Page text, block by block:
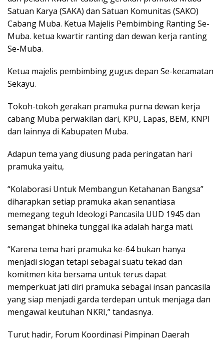
Satuan Karya (SAKA) dan Satuan Komunitas (SAKO)
Cabang Muba. Ketua Majelis Pembimbing Ranting Se-
Muba. ketua kwartir ranting dan dewan kerja ranting
Se-Muba.
Ketua majelis pembimbing gugus depan Se-kecamatan
Sekayu.
Tokoh-tokoh gerakan pramuka purna dewan kerja
cabang Muba perwakilan dari, KPU, Lapas, BEM, KNPI
dan lainnya di Kabupaten Muba.
Adapun tema yang diusung pada peringatan hari
pramuka yaitu,
“Kolaborasi Untuk Membangun Ketahanan Bangsa”
diharapkan setiap pramuka akan senantiasa
memegang teguh Ideologi Pancasila UUD 1945 dan
semangat bhineka tunggal ika adalah harga mati.
“Karena tema hari pramuka ke-64 bukan hanya
menjadi slogan tetapi sebagai suatu tekad dan
komitmen kita bersama untuk terus dapat
memperkuat jati diri pramuka sebagai insan pancasila
yang siap menjadi garda terdepan untuk menjaga dan
mengawal keutuhan NKRI,” tandasnya.
Turut hadir, Forum Koordinasi Pimpinan Daerah